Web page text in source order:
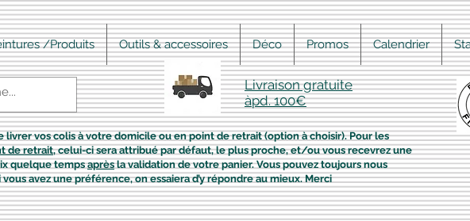
/Produits Outils & accessoires Déco Promos Calendrier
Livraison gratuite
àpd. 100€
livrer vos colis à votre domicile ou en point de retrait (option à choisir). Pour les
de retrait, celui-ci sera attribué par défaut, le plus proche, et/ou vous recevrez une
quelque tempsaprèsla validation de votre panier. Vous pouvez toujours nous
avez une préférence, on essaiera d’y répondre au mieux. Merci